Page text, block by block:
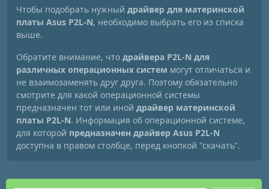
Чтобы подобрать нужный драйвер для материнской
платы Asus P2L-N, необходимо выбрать его из списка
выше.
Обратите внимание, что драйвера P2L-N для
различных операционных систем могут отличаться и
не взаимозаменять друг друга. Поэтому обязательно
смотрите для какой операционной системы
предназначен тот или иной драйвер материнской
платы P2L-N. Информация об операционной системе,
для которой предназначен драйвер Asus P2L-N
доступна в правом столбце, перед кнопкой "скачать".